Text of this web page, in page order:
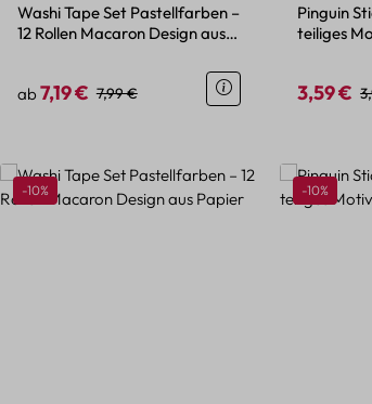
Washi Tape Set Pastellfarben –
12 Rollen Macaron Design aus
Verkaufspreis:
ab7,19 € Regulärer Preis:
7,99 €
Pinguin
teiliges
3,59 €
Rabatt
-10% Rabatt
-10%